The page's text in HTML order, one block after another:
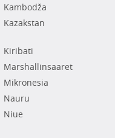
Kambodža
Kazakstan
Kiribati
Marshallinsaaret
Mikronesia
Nauru
Niue